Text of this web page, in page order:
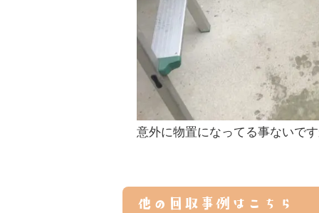
意外に物置になってる事ないで
他の回収事例はこちら